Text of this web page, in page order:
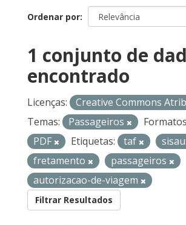
Ordenar por
1 conjunto de
encontrado
Licenças:
Creative Commons
Temas:
Passageiros
PDF
Etiquetas: taf
fretamento
passageiros
autorizacao-de-viagem
Filtrar Resultados